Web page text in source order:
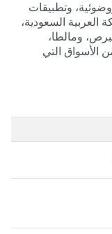
وتطبيقات
العربية السعودية،
ومالطا،
الأسواق التي